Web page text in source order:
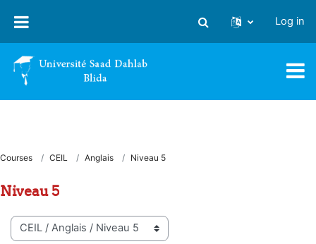
Toggle search input
Log in
Courses CEIL Anglais Niveau 5
Niveau 5
Course categories